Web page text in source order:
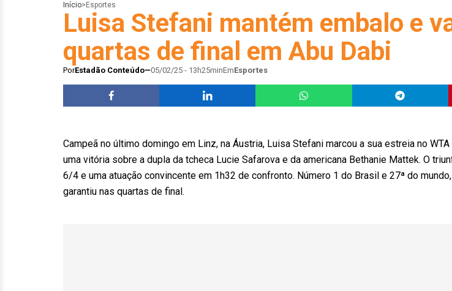
Início> Esportes
Luisa Stefani mantém embalo e
quartas de final em Abu Dabi
PorEstadão Conteúdo 05/02/25 - 13h25minEmEsportes
Campeã no último domingo em Linz, na Áustria, Luisa Stefani marcou a sua estreia no
uma vitória sobre a dupla da tcheca Lucie Safarova e da americana Bethanie Mattek. O
6/4 e uma atuação convincente em 1h32 de confronto. Número 1 do Brasil e 27ª do
garantiu nas quartas de final.